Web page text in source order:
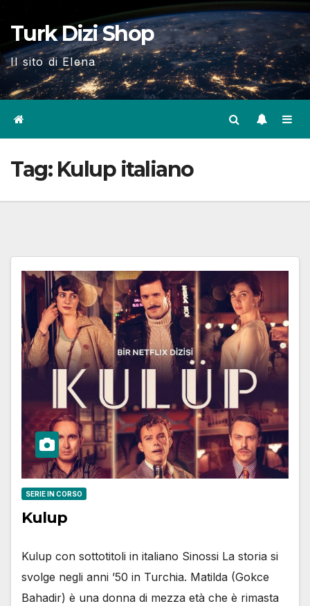
Skip
content
Turk Dizi Shop
Il sito di Elena
Tag: Kulup italiano
SERIE IN CORSO
Kulup
Kulup con sottotitoli in italiano Sinossi La storia si
svolge negli anni ’50 in Turchia. Matilda (Gokce
Bahadir) è una donna di mezza età che è rimasta